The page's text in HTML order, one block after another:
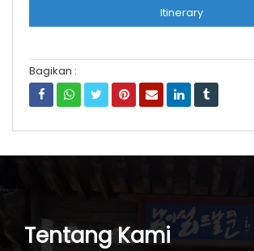
Itinerary
Bagikan :
Tentang Kami